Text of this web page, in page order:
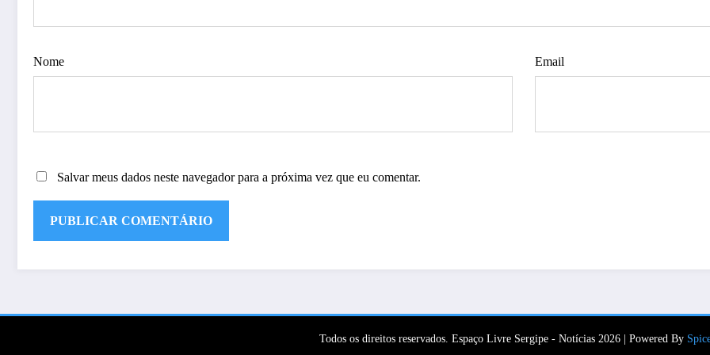
Nome Email
Salvar meus dados neste navegador para a próxima vez que eu comentar.
Todos os direitos reservados. Espaço Livre Sergipe - Notícias 2026 | Powered By